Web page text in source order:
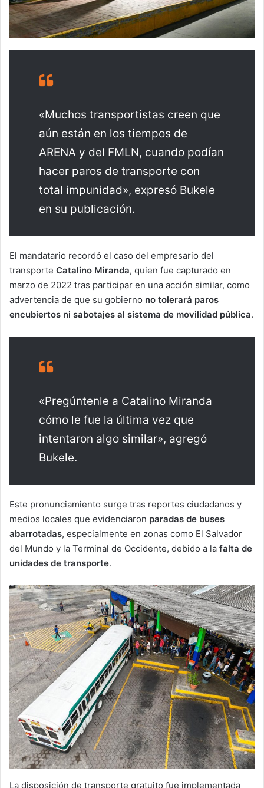
«Muchos transportistas creen que
aún están en los tiempos de
ARENA y del FMLN, cuando podían
hacer paros de transporte con
total impunidad», expresó Bukele
en su publicación.
El mandatario recordó el caso del empresario del
transporte Catalino Miranda, quien fue capturado en
marzo de 2022 tras participar en una acción similar, como
advertencia de que su gobierno no tolerará paros
encubiertos ni sabotajes al sistema de movilidad pública.
«Pregúntenle a Catalino Miranda
cómo le fue la última vez que
intentaron algo similar», agregó
Bukele.
Este pronunciamiento surge tras reportes ciudadanos y
medios locales que evidenciaron paradas de buses
abarrotadas, especialmente en zonas como El Salvador
del Mundo y la Terminal de Occidente, debido a la falta de
unidades de transporte.
La disposición de transporte gratuito fue implementada